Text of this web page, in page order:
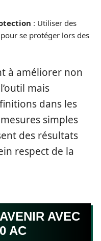
: Utiliser des
se protéger lors des
à améliorer non
mais
dans les
simples
des résultats
respect de la
AVEC
AC